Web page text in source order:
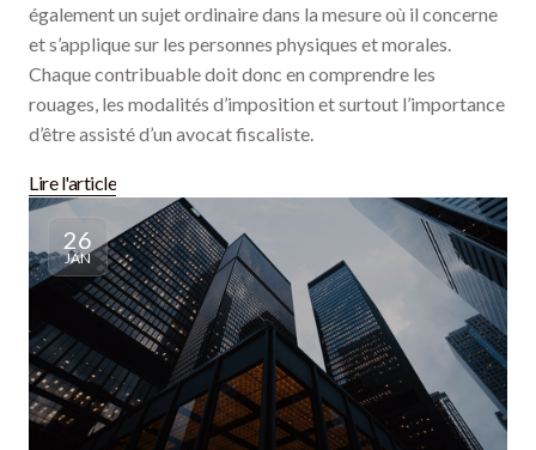
également un sujet ordinaire dans la mesure où il concerne
et s’applique sur les personnes physiques et morales.
Chaque contribuable doit donc en comprendre les
rouages, les modalités d’imposition et surtout l’importance
d’être assisté d’un avocat fiscaliste.
Lire l'article
26
JAN